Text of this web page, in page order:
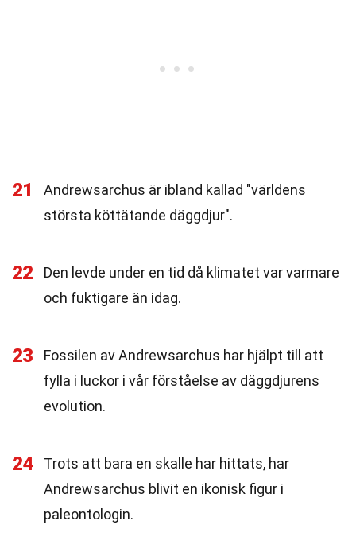
21
Andrewsarchus är ibland kallad "världens
största köttätande däggdjur".
22
Den levde under en tid då klimatet var varmare
och fuktigare än idag.
23
Fossilen av Andrewsarchus har hjälpt till att
fylla i luckor i vår förståelse av däggdjurens
evolution.
24
Trots att bara en skalle har hittats, har
Andrewsarchus blivit en ikonisk figur i
paleontologin.